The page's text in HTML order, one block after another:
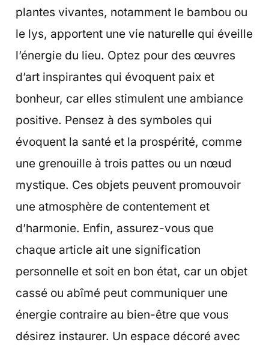
plantes vivantes, notamment le bambou ou
le lys, apportent une vie naturelle qui éveille
l’énergie du lieu. Optez pour des œuvres
d’art inspirantes qui évoquent paix et
bonheur, car elles stimulent une ambiance
positive. Pensez à des symboles qui
évoquent la santé et la prospérité, comme
une grenouille à trois pattes ou un nœud
mystique. Ces objets peuvent promouvoir
une atmosphère de contentement et
d’harmonie. Enfin, assurez-vous que
chaque article ait une signification
personnelle et soit en bon état, car un objet
cassé ou abîmé peut communiquer une
énergie contraire au bien-être que vous
désirez instaurer. Un espace décoré avec